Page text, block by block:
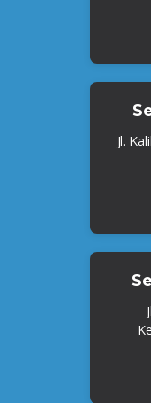
Jl.